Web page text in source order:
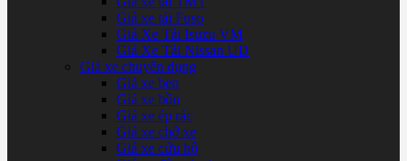
Giá xe tải Fuso
Giá Xe Tải Isuzu VM
Giá Xe Tải Nissan UD
Giá xe chuyên dụng
Giá xe ben
Giá xe bồn
Giá xe ép rác
Giá xe chở xe
Giá xe cứu hộ